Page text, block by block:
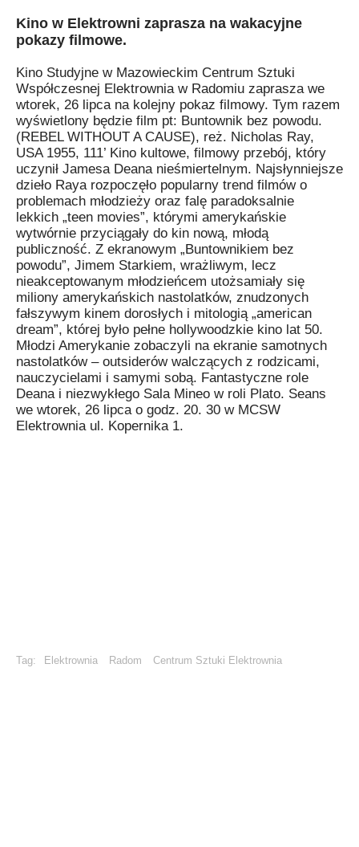
Kino w Elektrowni zaprasza na wakacyjne
pokazy filmowe.
Kino Studyjne w Mazowieckim Centrum Sztuki
Współczesnej Elektrownia w Radomiu zaprasza we
wtorek, 26 lipca na kolejny pokaz filmowy. Tym razem
wyświetlony będzie film pt: Buntownik bez powodu.
(REBEL WITHOUT A CAUSE), reż. Nicholas Ray,
USA 1955, 111’ Kino kultowe, filmowy przebój, który
uczynił Jamesa Deana nieśmiertelnym. Najsłynniejsze
dzieło Raya rozpoczęło popularny trend filmów o
problemach młodzieży oraz falę paradoksalnie
lekkich „teen movies”, którymi amerykańskie
wytwórnie przyciągały do kin nową, młodą
publiczność. Z ekranowym „Buntownikiem bez
powodu”, Jimem Starkiem, wrażliwym, lecz
nieakceptowanym młodzieńcem utożsamiały się
miliony amerykańskich nastolatków, znudzonych
fałszywym kinem dorosłych i mitologią „american
dream”, której było pełne hollywoodzkie kino lat 50.
Młodzi Amerykanie zobaczyli na ekranie samotnych
nastolatków – outsiderów walczących z rodzicami,
nauczycielami i samymi sobą. Fantastyczne role
Deana i niezwykłego Sala Mineo w roli Plato. Seans
we wtorek, 26 lipca o godz. 20. 30 w MCSW
Elektrownia ul. Kopernika 1.
Tag: Elektrownia Radom Centrum Sztuki Elektrownia